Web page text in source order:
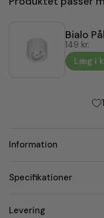
Bialo
149 kr.
Læg i
Information
Specifikationer
Levering